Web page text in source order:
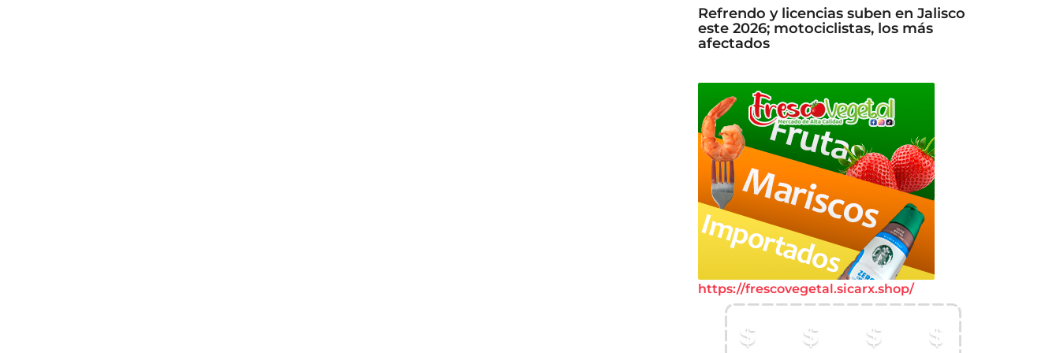
Refrendo y licencias suben en Jalisco
este 2026; motociclistas, los más
afectados
https://frescovegetal.sicarx.shop/